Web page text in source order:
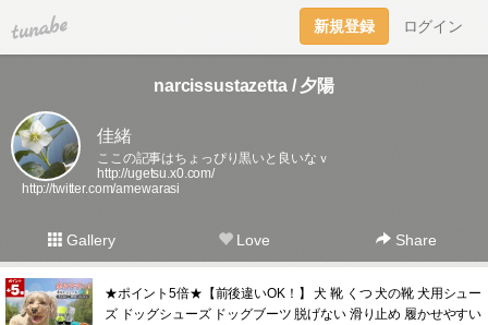
tuna.be 新規登録 ログイン
narcissustazetta / 夕陽
佳緒
ここの記事はちょっぴり黒いと良いなｖ
http://ugetsu.x0.com/
http://twitter.com/amewarasi
Gallery Love Share
★ポイント5倍★【前後違いOK！】 犬 靴 くつ 犬の靴 犬用シュー
ズ ドッグシューズ ドッグブーツ 脱げない 滑り止め 履かせやすい